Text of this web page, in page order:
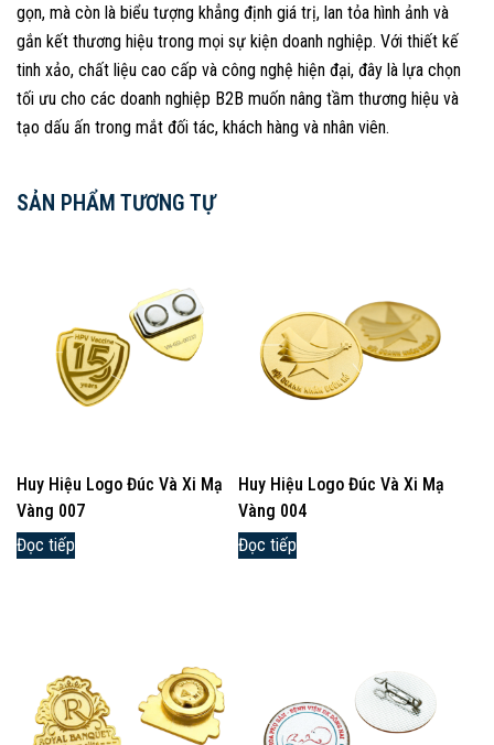
gọn, mà còn là biểu tượng khẳng định giá trị, lan tỏa hình ảnh và
gắn kết thương hiệu trong mọi sự kiện doanh nghiệp. Với thiết kế
tinh xảo, chất liệu cao cấp và công nghệ hiện đại, đây là lựa chọn
tối ưu cho các doanh nghiệp B2B muốn nâng tầm thương hiệu và
tạo dấu ấn trong mắt đối tác, khách hàng và nhân viên.
SẢN PHẨM TƯƠNG TỰ
Huy Hiệu Logo Đúc Và Xi Mạ
Vàng 007
Đọc tiếp
Huy Hiệu Logo Đúc Và Xi Mạ
Vàng 004
Đọc tiếp